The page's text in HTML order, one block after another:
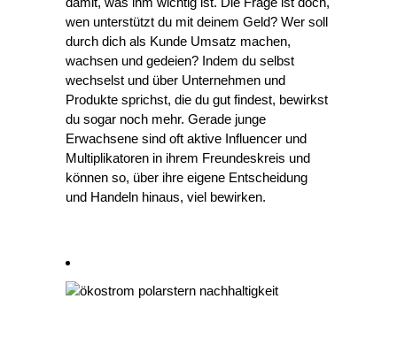
wen unterstützt du mit deinem Geld? Wer soll
durch dich als Kunde Umsatz machen,
wachsen und gedeien? Indem du selbst
wechselst und über Unternehmen und
Produkte sprichst, die du gut findest, bewirkst
du sogar noch mehr. Gerade junge
Erwachsene sind oft aktive Influencer und
Multiplikatoren in ihrem Freundeskreis und
können so, über ihre eigene Entscheidung
und Handeln hinaus, viel bewirken.